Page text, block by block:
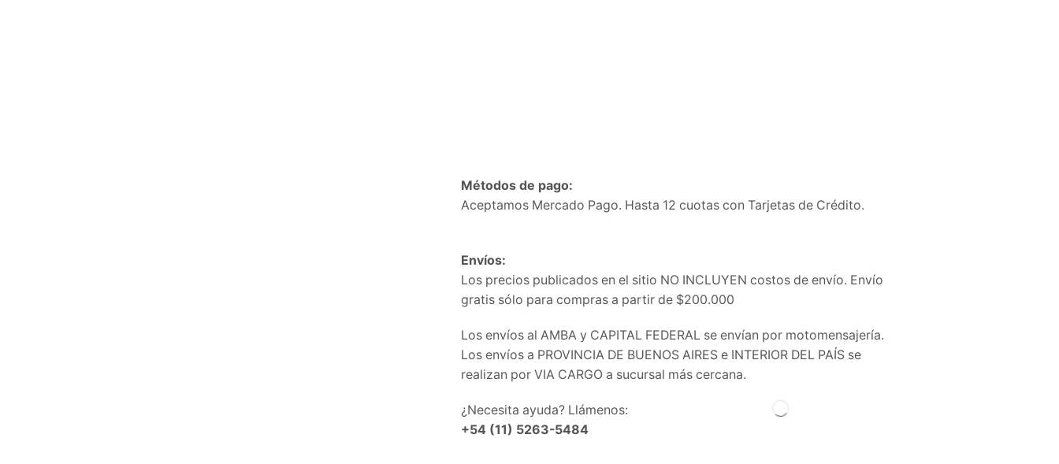
Métodos de pago:
Aceptamos Mercado Pago. Hasta 12 cuotas con Tarjetas de Crédito.
Envíos:
Los precios publicados en el sitio NO INCLUYEN costos de envío. Envío
gratis sólo para compras a partir de $200.000
Los envíos al AMBA y CAPITAL FEDERAL se envían por motomensajería.
Los envíos a PROVINCIA DE BUENOS AIRES e INTERIOR DEL PAÍS se
realizan por VIA CARGO a sucursal más cercana.
¿Necesita ayuda? Llámenos:
+54 (11) 5263-5484